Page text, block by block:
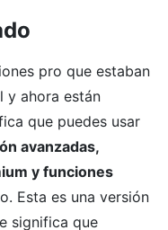
pro que estaban
y ahora están
que puedes usar
avanzadas,
y funciones
Esta es una versión
significa que